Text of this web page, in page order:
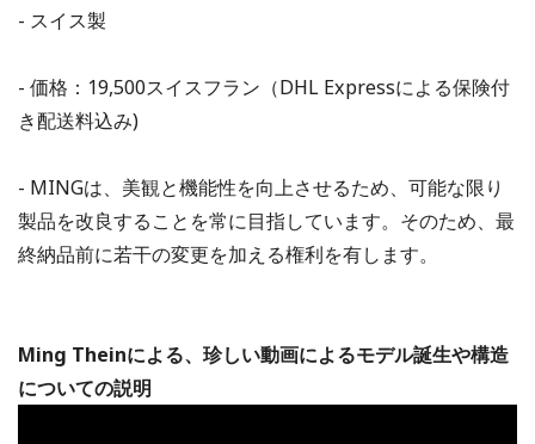
- スイス製
- 価格：19,500スイスフラン（DHL Expressによる保険付
き配送料込み)
- MINGは、美観と機能性を向上させるため、可能な限り
製品を改良することを常に目指しています。そのため、最
終納品前に若干の変更を加える権利を有します。
Ming Theinによる、珍しい動画によるモデル誕生や構造
についての説明